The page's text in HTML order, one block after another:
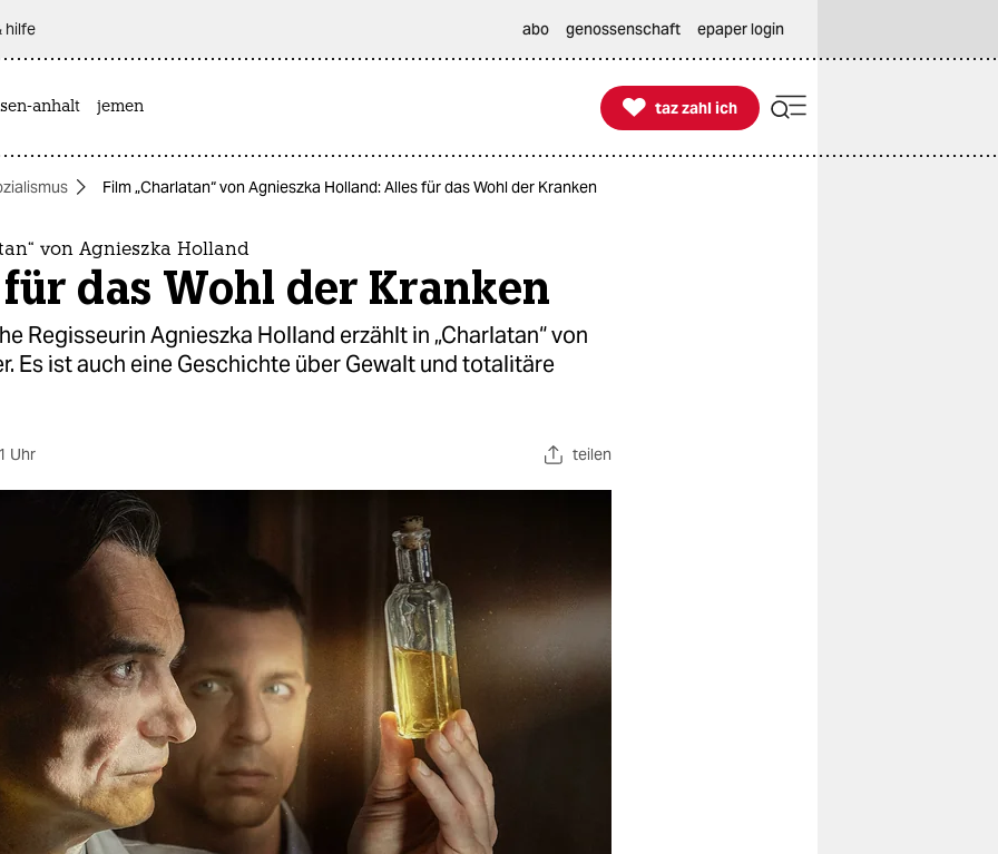
hilfe abo genossenschaft epaper login
anhalt jemen 
taz zahl ich
taz zahl ich
Film „Charlatan“ von Agnieszka Holland: Alles für das Wohl der Kranken
von Agnieszka Holland
das Wohl der Kranken
Regisseurin Agnieszka Holland erzählt in „Charlatan“ von
Es ist auch eine Geschichte über Gewalt und totalitäre
Uhr teilen